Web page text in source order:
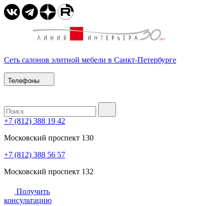
Сеть салонов элитной мебели в Санкт-Петербурге
Телефоны
+7 (812) 388 19 42
Московский проспект 130
+7 (812) 388 56 57
Московский проспект 132
Получить
консультацию